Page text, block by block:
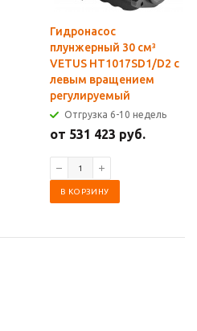
Гидронасос
плунжерный 30 см³
VETUS HT1017SD1/D2 с
левым вращением
регулируемый
Отгрузка 6-10 недель
от 531 423 руб.
В КОРЗИНУ